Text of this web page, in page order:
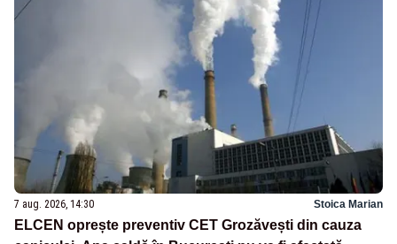
7 aug. 2026, 14:30 Stoica Marian
ELCEN oprește preventiv CET Grozăvești din cauza